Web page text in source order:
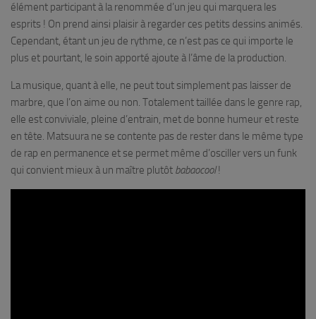
élément participant à la renommée d’un jeu qui marquera les
esprits ! On prend ainsi plaisir à regarder ces petits dessins animés.
Cependant, étant un jeu de rythme, ce n’est pas ce qui importe le
plus et pourtant, le soin apporté ajoute à l’âme de la production.
La musique, quant à elle, ne peut tout simplement pas laisser de
marbre, que l’on aime ou non. Totalement taillée dans le genre rap,
elle est conviviale, pleine d’entrain, met de bonne humeur et reste
en tête. Matsuura ne se contente pas de rester dans le même type
de rap en permanence et se permet même d’osciller vers un funk
qui convient mieux à un maître plutôt babaocool!